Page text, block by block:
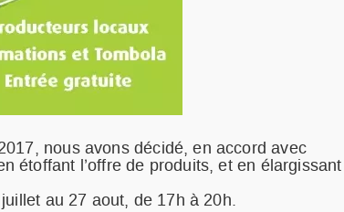
nous avons décidé, en accord avec
étoffant l’offre de produits, et en élargissant
au 27 aout, de 17h à 20h.